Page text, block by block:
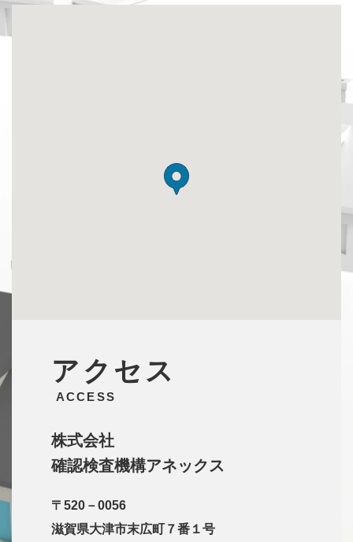
アクセス
ACCESS
株式会社
確認検査機構アネックス
〒520－0056
滋賀県大津市末広町７番１号